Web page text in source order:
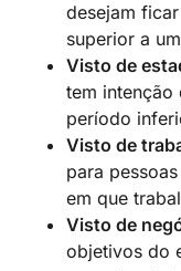
desejam
superior a
Visto de
tem intenção
período
Visto de
para
em que
Visto de
objetivos do